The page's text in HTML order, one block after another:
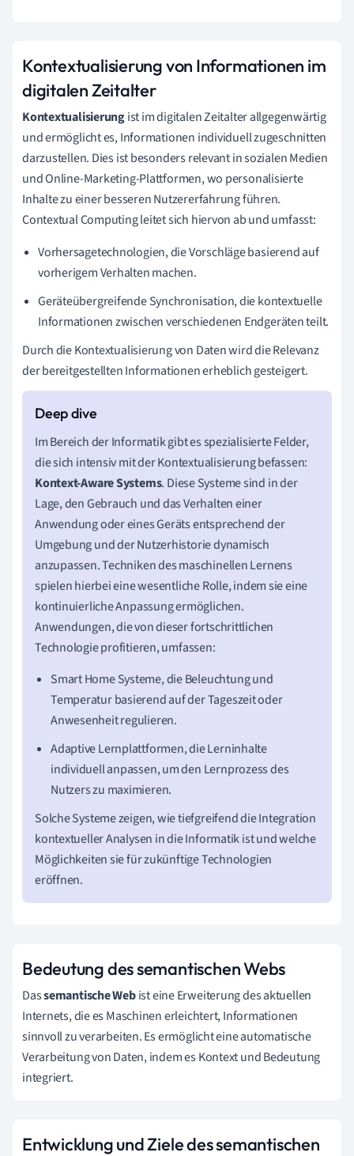
Kontextualisierung von Informationen im
digitalen Zeitalter
Kontextualisierungist im digitalen Zeitalter allgegenwärtig
und ermöglicht es, Informationen individuell zugeschnitten
darzustellen. Dies ist besonders relevant in sozialen Medien
und Online-Marketing-Plattformen, wo personalisierte
Inhalte zu einer besseren Nutzererfahrung führen.
Contextual Computing leitet sich hiervon ab und umfasst:
Vorhersagetechnologien, die Vorschläge basierend auf
vorherigem Verhalten machen.
Geräteübergreifende Synchronisation, die kontextuelle
Informationen zwischen verschiedenen Endgeräten teilt.
Durch die Kontextualisierung von Daten wird die Relevanz
der bereitgestellten Informationen erheblich gesteigert.
Im Bereich der Informatik gibt es spezialisierte Felder,
die sich intensiv mit der Kontextualisierung befassen:
Kontext-Aware Systems. Diese Systeme sind in der
Lage, den Gebrauch und das Verhalten einer
Anwendung oder eines Geräts entsprechend der
Umgebung und der Nutzerhistorie dynamisch
anzupassen. Techniken des maschinellen Lernens
spielen hierbei eine wesentliche Rolle, indem sie eine
kontinuierliche Anpassung ermöglichen.
Anwendungen, die von dieser fortschrittlichen
Technologie profitieren, umfassen:
Smart Home Systeme, die Beleuchtung und
Temperatur basierend auf der Tageszeit oder
Anwesenheit regulieren.
Adaptive Lernplattformen, die Lerninhalte
individuell anpassen, um den Lernprozess des
Nutzers zu maximieren.
Solche Systeme zeigen, wie tiefgreifend die Integration
kontextueller Analysen in die Informatik ist und welche
Möglichkeiten sie für zukünftige Technologien
eröffnen.
Bedeutung des semantischen Webs
Dassemantische Webist eine Erweiterung des aktuellen
Internets, die es Maschinen erleichtert, Informationen
sinnvoll zu verarbeiten. Es ermöglicht eine automatische
Verarbeitung von Daten, indem es Kontext und Bedeutung
integriert.
Entwicklung und Ziele des semantischen